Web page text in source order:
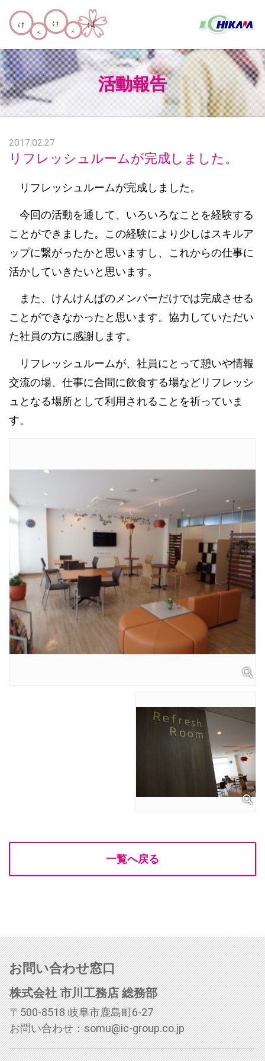
活動報告
2017.02.27
リフレッシュルームが完成しました。
リフレッシュルームが完成しました。
今回の活動を通して、いろいろなことを経験する
ことができました。この経験により少しはスキルア
ップに繋がったかと思いますし、これからの仕事に
活かしていきたいと思います。
また、けんけんぱのメンバーだけでは完成させる
ことができなかったと思います。協力していただい
た社員の方に感謝します。
リフレッシュルームが、社員にとって憩いや情報
交流の場、仕事に合間に飲食する場などリフレッシ
ュとなる場所として利用されることを祈っていま
す。
一覧へ戻る
お問い合わせ窓口
株式会社 市川工務店 総務部
〒500-8518 岐阜市鹿島町6-27
お問い合わせ：somu@ic-group.co.jp